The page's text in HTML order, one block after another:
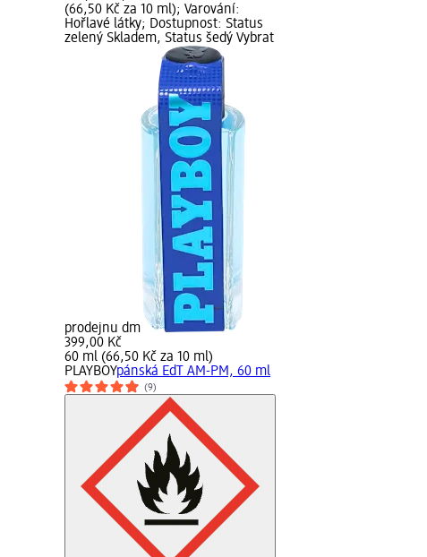
(66,50 Kč za 10 ml); Varování:
Hořlavé látky; Dostupnost: Status
zelený Skladem, Status šedý Vybrat
prodejnu dm
399,00 Kč
60 ml (66,50 Kč za 10 ml)
PLAYBOYpánská EdT AM-PM, 60 ml
(9)